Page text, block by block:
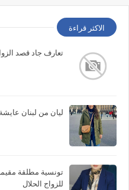
الاكثر قراءة
تعارف جاد قصد
ليان من لبنان
تونسية مطلقة
للزواج الحلال